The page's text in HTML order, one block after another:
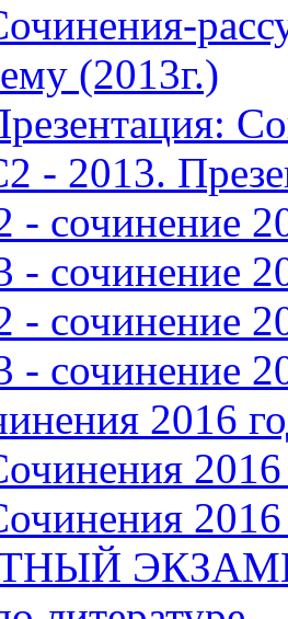
(2013г.)
- 2013.
- сочинение
- сочинение
- сочинение
- сочинение
2016